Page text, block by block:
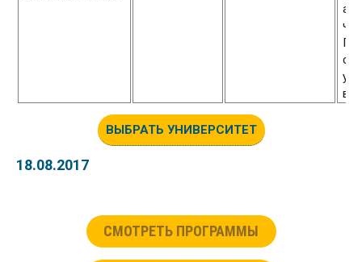
ВЫБРАТЬ УНИВЕРСИТЕТ
18.08.2017
СМОТРЕТЬ ПРОГРАММЫ